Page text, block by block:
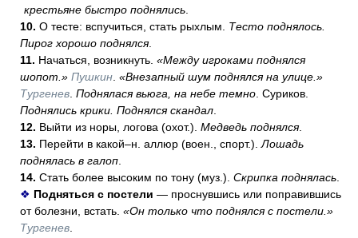
крестьяне быстро поднялись
10. О тесте: вспучиться, стать рыхлым. Тесто поднялось.
Пирог хорошо поднялся.
11. Начаться, возникнуть. «Между игроками поднялся
шопот.» Пушкин «Внезапный шум поднялся на улице.»
Тургенев Поднялася вьюга, на небе темно . Суриков.
Поднялись крики. Поднялся скандал
12. Выйти из норы, логова (охот.). Медведь поднялся.
13. Перейти в какой–н. аллюр (воен., спорт.). Лошадь
поднялась в галоп
14. Стать более высоким по тону (муз.). Скрипка поднялась
❖ Подняться с постели — проснувшись или поправившись
от болезни, встать. «Он только что поднялся с постели.»
Тургенев